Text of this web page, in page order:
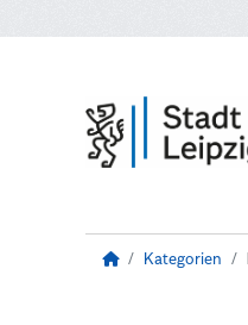
Kategorien